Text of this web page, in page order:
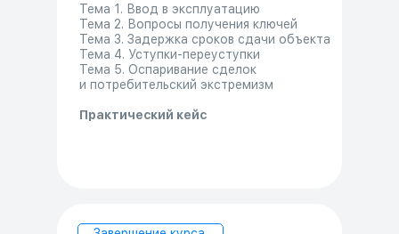
Тема 1. Ввод в эксплуатацию
Тема 2. Вопросы получения ключей
Тема 3. Задержка сроков сдачи объекта
Тема 4. Уступки-переуступки
Тема 5. Оспаривание сделок
и потребительский экстремизм
Практический кейс